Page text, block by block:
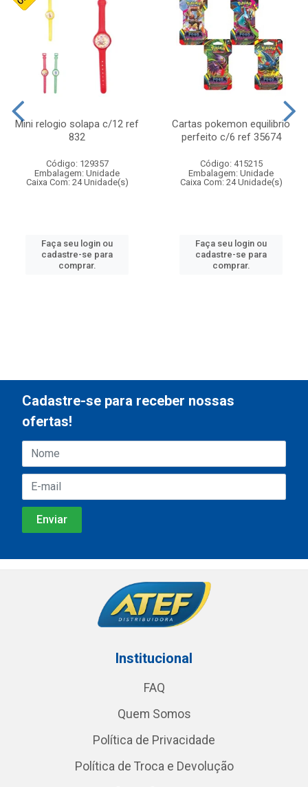
Mini relogio solapa c/12 ref
832
Código: 129357
Embalagem: Unidade
Caixa Com: 24 Unidade(s)
Faça seu login ou
cadastre-se para
comprar.
Cartas pokemon equilibrio
perfeito c/6 ref 35674
Código: 415215
Embalagem: Unidade
Caixa Com: 24 Unidade(s)
Faça seu login ou
cadastre-se para
comprar.
Cadastre-se para receber nossas
ofertas!
Institucional
FAQ
Quem Somos
Política de Privacidade
Política de Troca e Devolução